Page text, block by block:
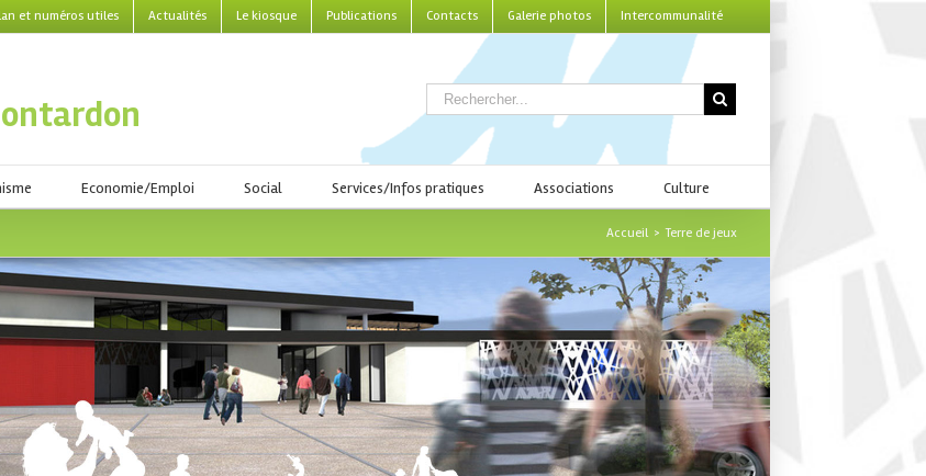
et numéros utiles Actualités Le kiosque Publications Contacts Galerie photos Intercommunalité
Economie/Emploi Social Services/Infos pratiques Associations Culture
Accueil > Terre de jeux